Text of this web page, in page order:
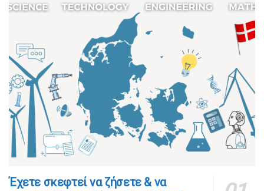
​​Έχετε σκεφτεί να ζήσετε & να